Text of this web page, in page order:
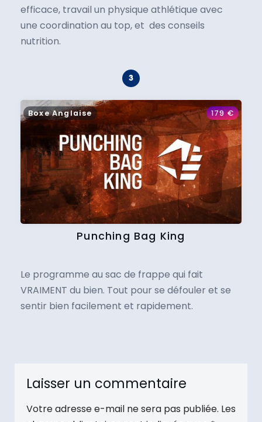
efficace, travail un physique athlétique avec
une coordination au top, et des conseils
nutrition.
Boxe Anglaise 179€
Punching Bag King
Le programme au sac de frappe qui fait
VRAIMENT du bien. Tout pour se défouler et se
sentir bien facilement et rapidement.
Laisser un commentaire
Votre adresse e-mail ne sera pas publiée. Les